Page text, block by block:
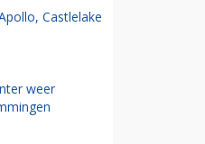
Castlelake
weer